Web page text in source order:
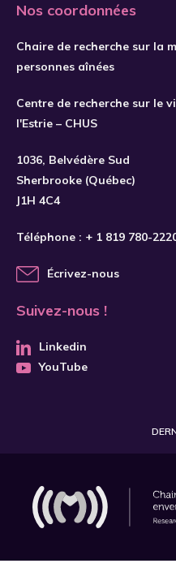
Nos coordonnées
Chaire de recherche sur la
personnes aînées
Centre de recherche sur le
l'Estrie – CHUS
1036, Belvédère Sud
Sherbrooke (Québec)
J1H 4C4
Téléphone : + 1 819 780-
Écrivez-nous
Suivez-nous !
Linkedin
YouTube